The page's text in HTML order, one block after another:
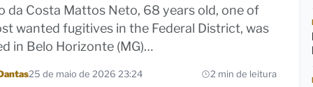
da Costa Mattos Neto, 68 years old, one of
wanted fugitives in the Federal District, was
in Belo Horizonte (MG)…
25 de maio de 2026 23:24 2 min de leitura